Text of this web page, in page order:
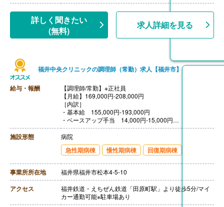
詳しく聞きたい
(無料)
求人詳細を見る
福井中央クリニックの調理師（常勤）求人【福井市】
給与・報酬
【調理師/常勤】※正社員
【月給】169,000円-208,000円
［内訳］
・基本給 155,000円-193,000円
・ベースアップ手当 14,000円-15,000円
［その他手当］
・休日手当 5,000円/回（月3-4回）
【賞与】年2回（計3.00ヶ月分）※前年度実績
【通勤手当】あり（上限20,000円/月）
績
【退職金】あり※勤続3年以上
施設形態 病院
急性期病棟 慢性期病棟 回復期病棟
事業所所在地 福井県福井市松本4-5-10
アクセス
福井鉄道・えちぜん鉄道「田原町駅」より徒歩5分/マイ
カー通勤可能※駐車場あり